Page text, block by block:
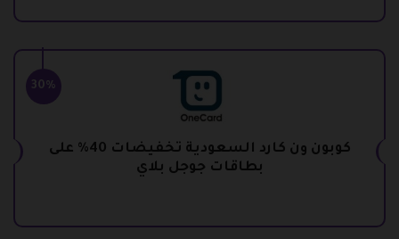
30%
كوبون ون كارد السعودية تخفيضات 40% على
بطاقات جوجل بلاي